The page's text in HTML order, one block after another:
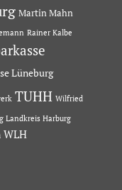
Martin Mahn
Rainer Kalbe
Lüneburg
TUHH Wilfried
Landkreis Harburg
WLH